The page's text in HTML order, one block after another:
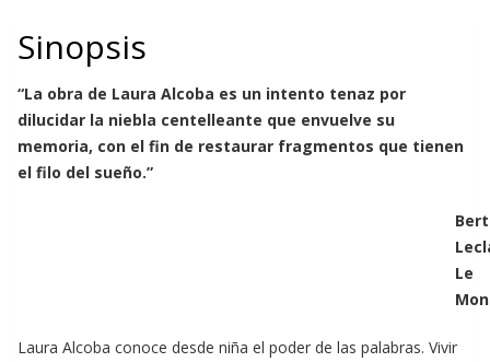
Sinopsis
“La obra de Laura Alcoba es un intento tenaz por
dilucidar la niebla centelleante que envuelve su
memoria, con el fin de restaurar fragmentos que tienen
el filo del sueño.”
Le
Laura Alcoba conoce desde niña el poder de las palabras. Vivir